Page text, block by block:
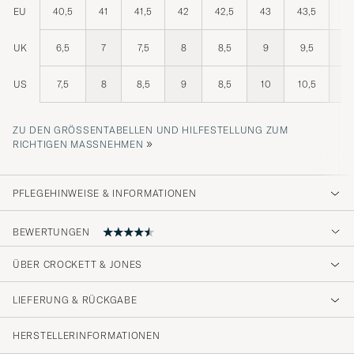
EU 40,5 41 41,5 42 42,5 43 43,5
UK 6,5 7 7,5 8 8,5 9 9,5
US 7,5 8 8,5 9 8,5 10 10,5
ZU DEN GRÖSSENTABELLEN UND HILFESTELLUNG ZUM R
ICHTIGEN MASSNEHMEN
»
PFLEGEHINWEISE & INFORMATIONEN
BEWERTUNGEN
Wirklich tolle Verarbeitung!
JOSHUA T GEKAUFT AM AUF CAREOFCARL.DE
ÜBER CROCKETT & JONES
LIEFERUNG & RÜCKGABE
HERSTELLERINFORMATIONEN